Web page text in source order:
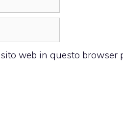
web in questo